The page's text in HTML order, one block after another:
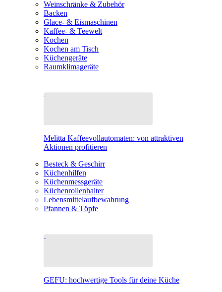
Weinschränke & Zubehör
Backen
Glace- & Eismaschinen
Kaffee- & Teewelt
Kochen
Kochen am Tisch
Küchengeräte
Raumklimageräte
Melitta Kaffeevollautomaten: von attraktiven
Aktionen profitieren
Besteck & Geschirr
Küchenhilfen
Küchenmessgeräte
Küchenrollenhalter
Lebensmittelaufbewahrung
Pfannen & Töpfe
GEFU: hochwertige Tools für deine Küche